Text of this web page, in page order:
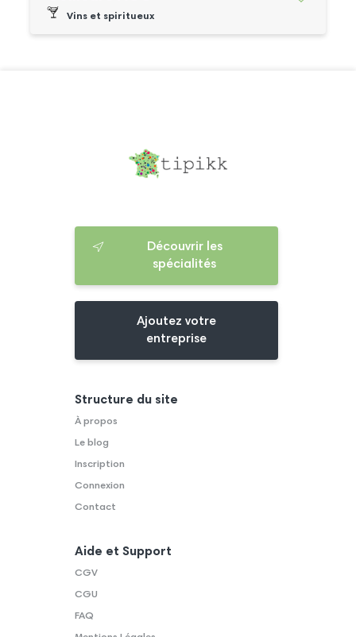
Vins et spiritueux
Découvrir les
spécialités
Ajoutez votre
entreprise
Structure du site
À propos
Le blog
Inscription
Connexion
Contact
Aide et Support
CGV
CGU
FAQ